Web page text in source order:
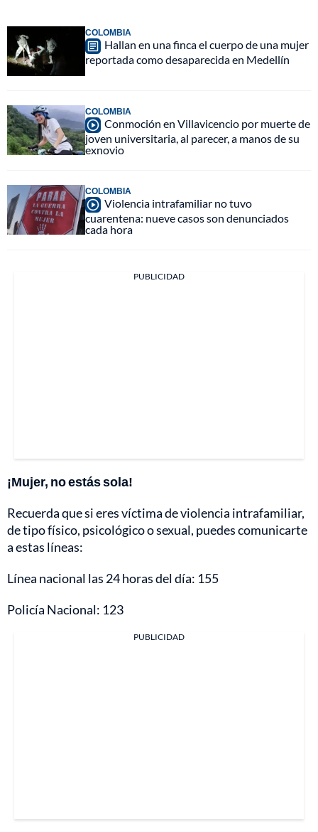
COLOMBIA
Hallan en una finca el cuerpo de una mujer
reportada como desaparecida en Medellín
COLOMBIA
Conmoción en Villavicencio por muerte de
joven universitaria, al parecer, a manos de su
exnovio
COLOMBIA
Violencia intrafamiliar no tuvo
cuarentena: nueve casos son denunciados
cada hora
PUBLICIDAD
¡Mujer, no estás sola!
Recuerda que si eres víctima de violencia intrafamiliar,
de tipo físico, psicológico o sexual, puedes comunicarte
a estas líneas:
Línea nacional las 24 horas del día: 155
Policía Nacional: 123
PUBLICIDAD